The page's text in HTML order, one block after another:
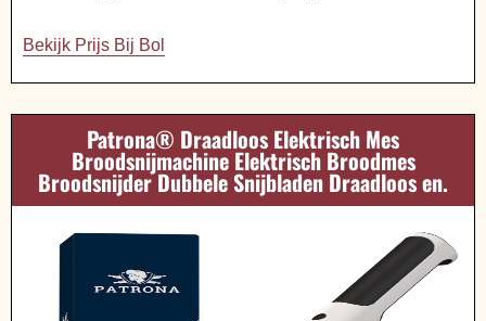
Bekijk Prijs Bij Bol
Patrona® Draadloos Elektrisch Mes
Broodsnijmachine Elektrisch Broodmes
Broodsnijder Dubbele Snijbladen Draadloos en.